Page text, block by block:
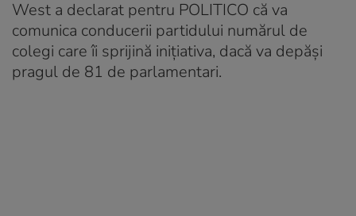
West a declarat pentru POLITICO că va
comunica conducerii partidului numărul de
colegi care îi sprijină inițiativa, dacă va depăși
pragul de 81 de parlamentari.